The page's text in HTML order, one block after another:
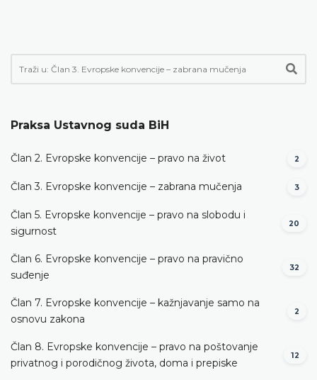
Praksa Ustavnog suda BiH
Član 2. Evropske konvencije – pravo na život 2
Član 3. Evropske konvencije – zabrana mučenja 3
Član 5. Evropske konvencije – pravo na slobodu i
sigurnost
20
Član 6. Evropske konvencije – pravo na pravično
suđenje
32
Član 7. Evropske konvencije – kažnjavanje samo na
osnovu zakona
2
Član 8. Evropske konvencije – pravo na poštovanje
privatnog i porodičnog života, doma i prepiske
12